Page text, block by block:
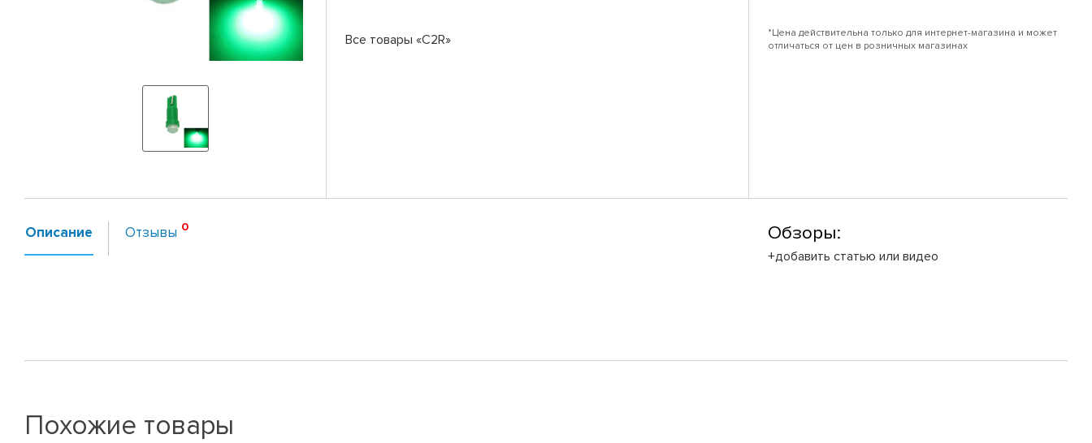
Все товары «C2R»
*Цена действительна только для интернет-магазина и может
отличаться от цен в розничных магазинах
Описание Отзывы Обзоры:
+добавить статью или видео
Похожие товары